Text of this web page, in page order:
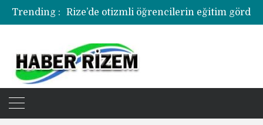
Trending :
korozyonlu alandaki kentsel dönüşümde yer teslimi yıl sonu
Üzerine kale direği düşen minik futbolcu yiğit böyle uğurlandı